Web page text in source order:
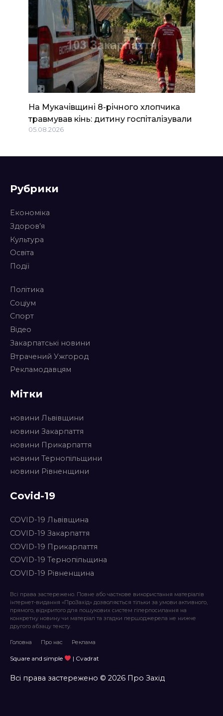
На Мукачівщині 8-річного хлопчика
травмував кінь: дитину госпіталізували
05.08.2026
Рубрики
Економіка
Здоров’я
Культура
Освіта
Події
Політика
Соціум
Спорт
Відео
Закарпатські новини
Втрачений Ужгород
Рекламодавцям
Мітки
новини Львівщини
новини Закарпаття
новини Прикарпаття
новини Тернопільщини
новини Рівненщини
Covid-19
COVID-19 Львівщина
COVID-19 Закарпаття
COVID-19 Прикарпаття
COVID-19 Тернопільщина
COVID-19 Рівненщина
Всі права застережено. Повне або часткове використання матеріалів
інтернет-видання «ПроЗахід» дозволяється тільки за умови активного,
прямого, відкритого для пошукових систем гіперпосилання на
конкретну новину чи матеріал та згадки першоджерела не нижче
другого абзацу тексту.
Головна Про нас Реклама
Square and simple | Cvadrat
Всі права застережено © 2026 Про Захід